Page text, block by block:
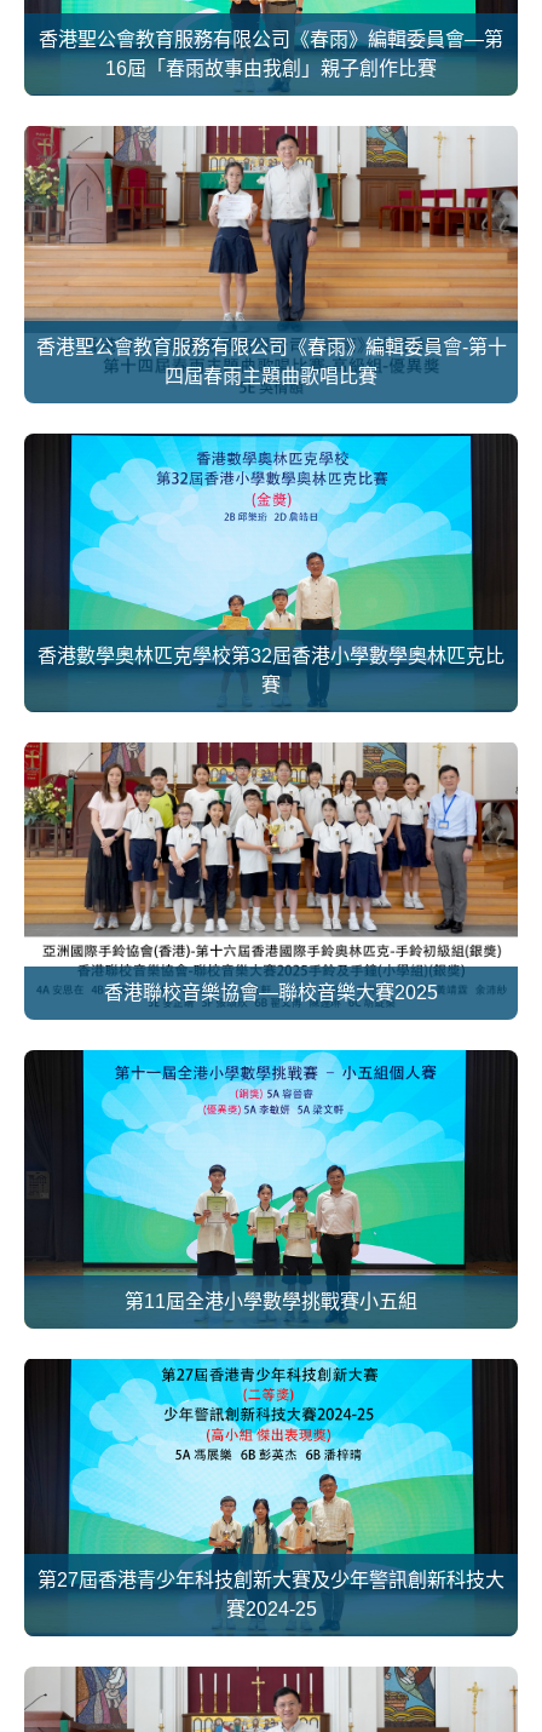
香港聖公會教育服務有限公司《春雨》編輯委員會—第
16屆「春雨故事由我創」親子創作比賽
香港聖公會教育服務有限公司《春雨》編輯委員會-第十
四屆春雨主題曲歌唱比賽
香港數學奧林匹克學校第32屆香港小學數學奧林匹克比
賽
香港聯校音樂協會—聯校音樂大賽2025
第11屆全港小學數學挑戰賽小五組
第27屆香港青少年科技創新大賽及少年警訊創新科技大
賽2024-25